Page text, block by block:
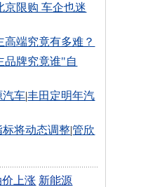
京限购 车企也迷
高端究竟有多难？
品牌究竟谁"自
汽车|丰田定明年汽
将动态调整|管欣
价上涨 新能源